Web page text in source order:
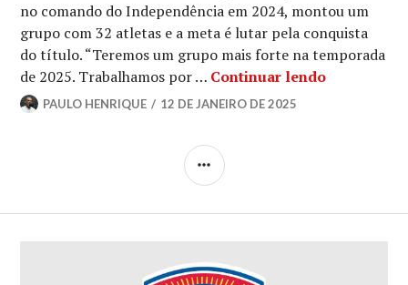
no comando do Independência em 2024, montou um
grupo com 32 atletas e a meta é lutar pela conquista
do título. “Teremos um grupo mais forte na temporada
de 2025. Trabalhamos por … Continuar lendo
PAULO HENRIQUE 12 DE JANEIRO DE 2025